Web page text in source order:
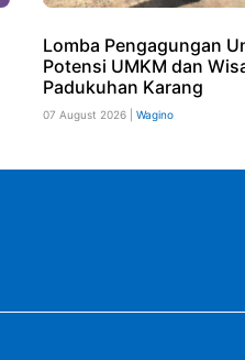
Lomba Pengagungan
Potensi UMKM dan
Padukuhan Karang
07 August 2026 | Wagino